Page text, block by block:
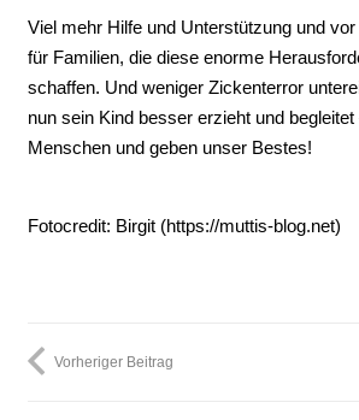
Viel mehr Hilfe und Unterstützung und
für Familien, die diese enorme
schaffen. Und weniger Zickenterror
nun sein Kind besser erzieht und
Menschen und geben unser Bestes!
Fotocredit: Birgit (https://muttis-blog.net)
Vorheriger Beitrag